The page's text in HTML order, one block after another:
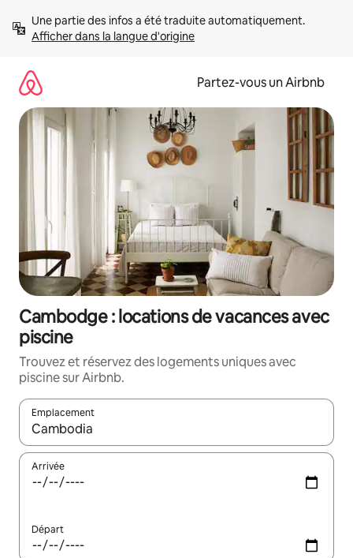
directement
Afficher dans la langue d'origine
Partez-vous un Airbnb
Cambodge : locations de vacances avec
piscine
Trouvez et réservez des logements uniques avec
piscine sur Airbnb.
Emplacement
Quand les résultats sont affichés, parcourez-les en utilisant
Arrivée
Départ